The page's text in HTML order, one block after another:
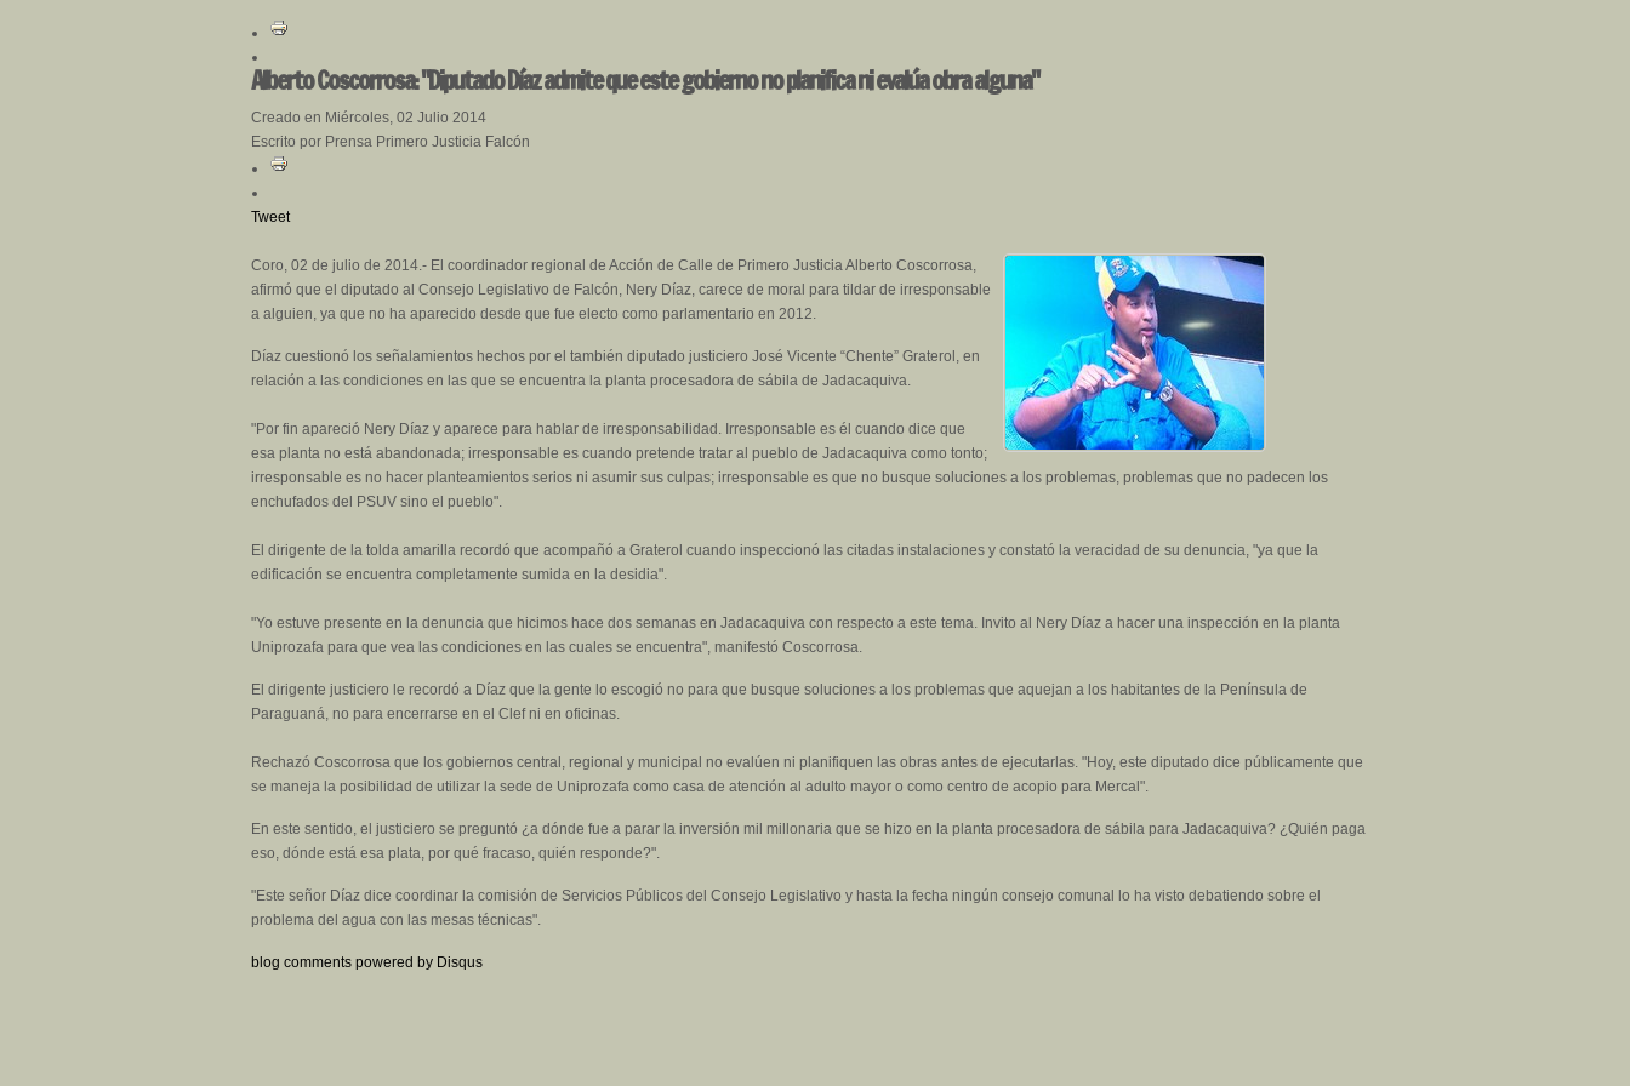
Alberto Coscorrosa: "Diputado Díaz admite que este gobierno no planifica ni evalúa obra alguna"
Creado en Miércoles, 02 Julio 2014
Escrito por Prensa Primero Justicia Falcón
Tweet
Coro, 02 de julio de 2014.- El coordinador regional de Acción de Calle de Primero Justicia Alberto Coscorrosa,
afirmó que el diputado al Consejo Legislativo de Falcón, Nery Díaz, carece de moral para tildar de irresponsable
a alguien, ya que no ha aparecido desde que fue electo como parlamentario en 2012.
Díaz cuestionó los señalamientos hechos por el también diputado justiciero José Vicente “Chente” Graterol, en
relación a las condiciones en las que se encuentra la planta procesadora de sábila de Jadacaquiva.
"Por fin apareció Nery Díaz y aparece para hablar de irresponsabilidad. Irresponsable es él cuando dice que
esa planta no está abandonada; irresponsable es cuando pretende tratar al pueblo de Jadacaquiva como tonto;
irresponsable es no hacer planteamientos serios ni asumir sus culpas; irresponsable es que no busque soluciones a los problemas, problemas que no padecen los
enchufados del PSUV sino el pueblo".
El dirigente de la tolda amarilla recordó que acompañó a Graterol cuando inspeccionó las citadas instalaciones y constató la veracidad de su denuncia, "ya que la
edificación se encuentra completamente sumida en la desidia".
"Yo estuve presente en la denuncia que hicimos hace dos semanas en Jadacaquiva con respecto a este tema. Invito al Nery Díaz a hacer una inspección en la planta
Uniprozafa para que vea las condiciones en las cuales se encuentra", manifestó Coscorrosa.
El dirigente justiciero le recordó a Díaz que la gente lo escogió no para que busque soluciones a los problemas que aquejan a los habitantes de la Península de
Paraguaná, no para encerrarse en el Clef ni en oficinas.
Rechazó Coscorrosa que los gobiernos central, regional y municipal no evalúen ni planifiquen las obras antes de ejecutarlas. "Hoy, este diputado dice públicamente que
se maneja la posibilidad de utilizar la sede de Uniprozafa como casa de atención al adulto mayor o como centro de acopio para Mercal".
En este sentido, el justiciero se preguntó ¿a dónde fue a parar la inversión mil millonaria que se hizo en la planta procesadora de sábila para Jadacaquiva? ¿Quién paga
eso, dónde está esa plata, por qué fracaso, quién responde?".
"Este señor Díaz dice coordinar la comisión de Servicios Públicos del Consejo Legislativo y hasta la fecha ningún consejo comunal lo ha visto debatiendo sobre el
problema del agua con las mesas técnicas".
blog comments powered by Disqus